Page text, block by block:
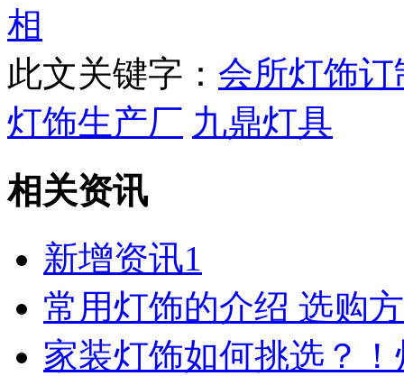
相
此文关键字： 会所灯饰订
灯饰生产厂 九鼎灯具
相关资讯
新增资讯1
常用灯饰的介绍 选购
家装灯饰如何挑选？